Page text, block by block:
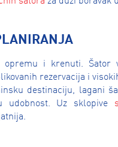
opremu i krenuti. Šator
rezervacija i
destinaciju, lagani
udobnost. Uz sklopive